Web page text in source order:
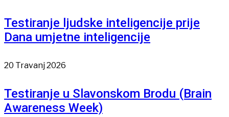
Testiranje ljudske inteligencije prije
Dana umjetne inteligencije
20 Travanj 2026
Testiranje u Slavonskom Brodu (Brain
Awareness Week)